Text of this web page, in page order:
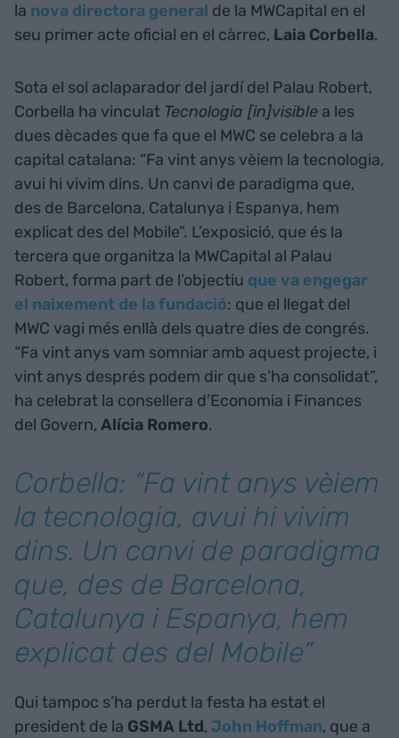
la nova directora general de la MWCapital en el
seu primer acte oficial en el càrrec, Laia Corbella.
Sota el sol aclaparador del jardí del Palau Robert,
Corbella ha vinculat Tecnologia [in]visible a les
dues dècades que fa que el MWC se celebra a la
capital catalana: “Fa vint anys vèiem la tecnologia,
avui hi vivim dins. Un canvi de paradigma que,
des de Barcelona, Catalunya i Espanya, hem
explicat des del Mobile”. L’exposició, que és la
tercera que organitza la MWCapital al Palau
Robert, forma part de l’objectiu que va engegar
el naixement de la fundació: que el llegat del
MWC vagi més enllà dels quatre dies de congrés.
“Fa vint anys vam somniar amb aquest projecte, i
vint anys després podem dir que s’ha consolidat”,
ha celebrat la consellera d’Economia i Finances
del Govern, Alícia Romero.
Corbella: “Fa vint anys vèiem
la tecnologia, avui hi vivim
dins. Un canvi de paradigma
que, des de Barcelona,
Catalunya i Espanya, hem
explicat des del Mobile”
Qui tampoc s’ha perdut la festa ha estat el
president de la GSMA Ltd, John Hoffman, que a